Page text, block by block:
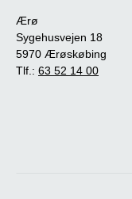
Ærø
Sygehusvejen 18
5970 Ærøskøbing
Tlf.: 63 52 14 00